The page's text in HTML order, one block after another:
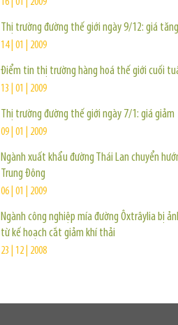
Thị trường đường thế giới ngày 9/12: giá tăng
14 | 01 | 2009
Điểm tin thị trường hàng hoá thế giới cuối
13 | 01 | 2009
Thị trường đường thế giới ngày 7/1: giá giảm
09 | 01 | 2009
Ngành xuất khẩu đường Thái Lan chuyển
Trung Đông
06 | 01 | 2009
Ngành công nghiệp mía đường Ôxtrâylia bị
từ kế hoạch cắt giảm khí thải
23 | 12 | 2008